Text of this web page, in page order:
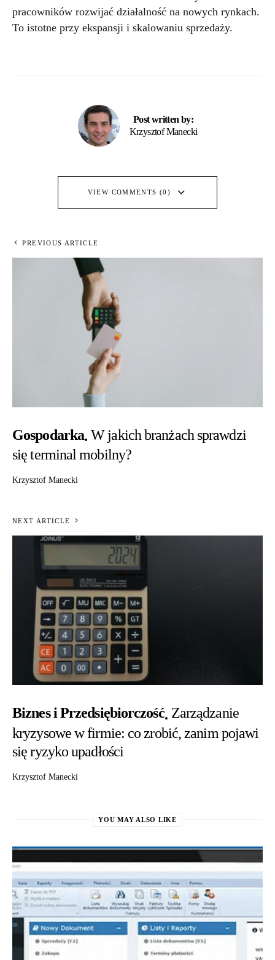
pracowników rozwijać działalność na nowych rynkach.
To istotne przy ekspansji i skalowaniu sprzedaży.
Post written by:
Krzysztof Manecki
VIEW COMMENTS (0)
PREVIOUS ARTICLE
Gospodarka W jakich branżach sprawdzi
się terminal mobilny?
Krzysztof Manecki
NEXT ARTICLE
Biznes i Przedsiębiorczość Zarządzanie
kryzysowe w firmie: co zrobić, zanim pojawi
się ryzyko upadłości
Krzysztof Manecki
YOU MAY ALSO LIKE